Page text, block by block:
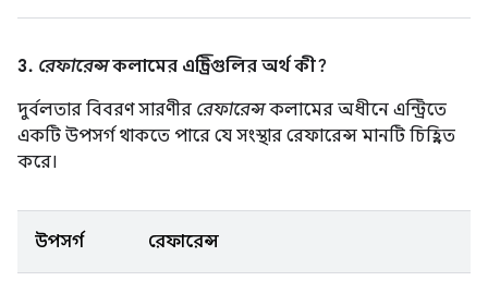
3. রেফারেন্সকলামের এন্ট্রিগুলির অর্থ কী?
দুর্বলতার বিবরণ সারণীর রেফারেন্সকলামের অধীনে এন্ট্রিতে
একটি উপসর্গ থাকতে পারে যে সংস্থার রেফারেন্স মানটি চিহ্নিত
করে।
উপসর্গ রেফারেন্স